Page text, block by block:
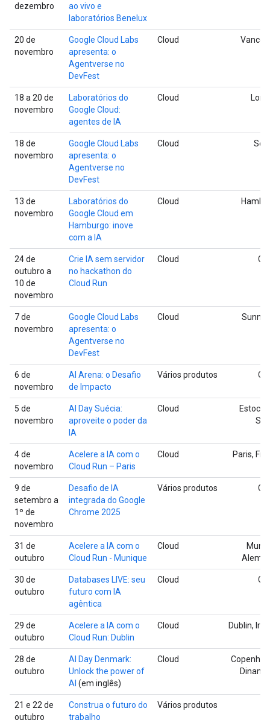
dezembro
ao vivo e
laboratórios Benelux
20 de
novembro
Google Cloud Labs
apresenta: o
Agentverse no
DevFest
Cloud
18 a 20 de
novembro
Laboratórios do
Google Cloud:
agentes de IA
Cloud
18 de
novembro
Google Cloud Labs
apresenta: o
Agentverse no
DevFest
Cloud
13 de
novembro
Laboratórios do
Google Cloud em
Hamburgo: inove
com a IA
Cloud
24 de
outubro a
10 de
novembro
Crie IA sem servidor
no hackathon do
Cloud Run
Cloud
7 de
novembro
Google Cloud Labs
apresenta: o
Agentverse no
DevFest
Cloud
6 de
novembro
AI Arena: o Desafio
de Impacto
Vários produtos
5 de
novembro
AI Day Suécia:
aproveite o poder da
IA
Cloud
4 de
novembro
Acelere a IA com o
Cloud Run – Paris
Cloud Paris,
9 de
setembro a
1º de
novembro
Desafio de IA
integrada do Google
Chrome 2025
Vários produtos
31 de
outubro
Acelere a IA com o
Cloud Run - Munique
Cloud
30 de
outubro
Databases LIVE: seu
futuro com IA
agêntica
Cloud
29 de
outubro
Acelere a IA com o
Cloud Run: Dublin
Cloud Dublin,
28 de
outubro
AI Day Denmark:
Unlock the power of
AI (em inglês)
Cloud
21 e 22 de
outubro
Construa o futuro do
trabalho
Vários produtos